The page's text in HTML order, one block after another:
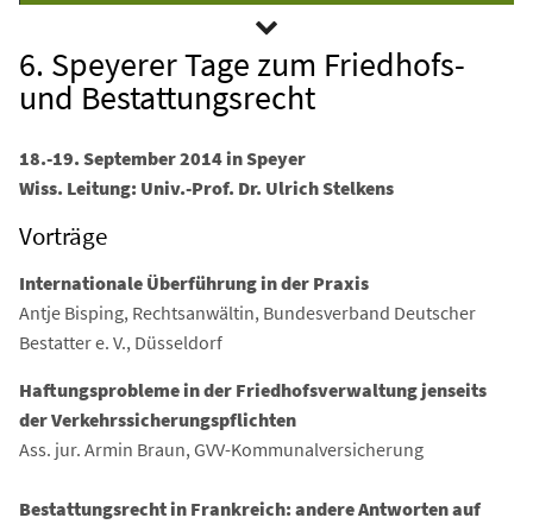
6. Speyerer Tage zum Friedhofs-
und Bestattungsrecht
18.-19. September 2014 in Speyer
Wiss. Leitung: Univ.-Prof. Dr. Ulrich Stelkens
Vorträge
Internationale Überführung in der Praxis
Antje Bisping, Rechtsanwältin, Bundesverband Deutscher
Bestatter e. V., Düsseldorf
Haftungsprobleme in der Friedhofsverwaltung jenseits
der Verkehrssicherungspflichten
Ass. jur. Armin Braun, GVV-Kommunalversicherung
Bestattungsrecht in Frankreich: andere Antworten auf